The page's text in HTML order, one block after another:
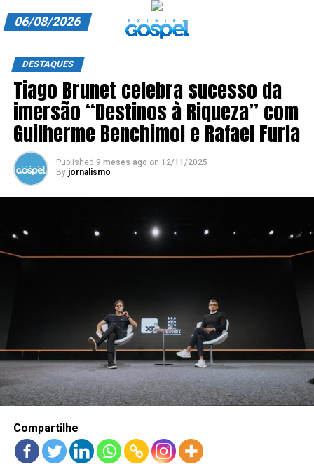
ANUNCIE CONOSCO
ASSINE
CARRINHO
EDITORIAL
EXPEDIENTE
06/08/2026
DESTAQUES
Tiago Brunet celebra sucesso da
imersão “Destinos à Riqueza” com
Guilherme Benchimol e Rafael Furla
Published 9 meses ago on 12/11/2025
By jornalismo
Compartilhe